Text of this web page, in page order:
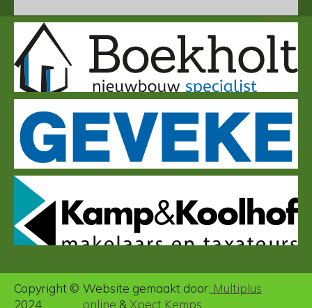
Copyright ©
2024
Website gemaakt door: Multiplus
online & Xpect Kemps